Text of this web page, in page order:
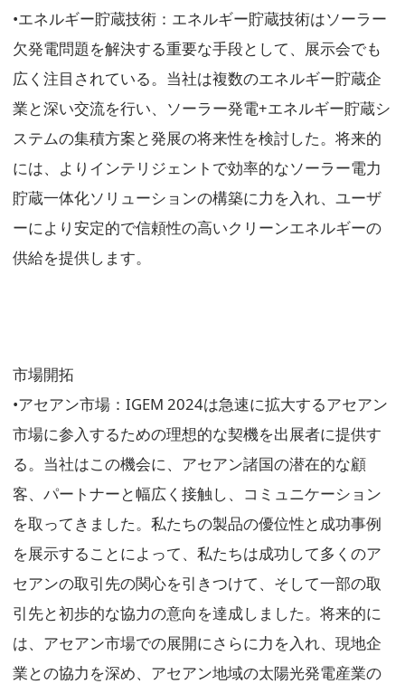
•エネルギー貯蔵技術：エネルギー貯蔵技術はソーラー
欠発電問題を解決する重要な手段として、展示会でも
広く注目されている。当社は複数のエネルギー貯蔵企
業と深い交流を行い、ソーラー発電+エネルギー貯蔵シ
ステムの集積方案と発展の将来性を検討した。将来的
には、よりインテリジェントで効率的なソーラー電力
貯蔵一体化ソリューションの構築に力を入れ、ユーザ
ーにより安定的で信頼性の高いクリーンエネルギーの
供給を提供します。
市場開拓
•アセアン市場：IGEM 2024は急速に拡大するアセアン
市場に参入するための理想的な契機を出展者に提供す
る。当社はこの機会に、アセアン諸国の潜在的な顧
客、パートナーと幅広く接触し、コミュニケーション
を取ってきました。私たちの製品の優位性と成功事例
を展示することによって、私たちは成功して多くのア
セアンの取引先の関心を引きつけて、そして一部の取
引先と初歩的な協力の意向を達成しました。将来的に
は、アセアン市場での展開にさらに力を入れ、現地企
業との協力を深め、アセアン地域の太陽光発電産業の